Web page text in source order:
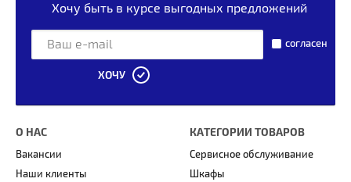
Хочу быть в курсе выгодных предложений
согласен
ХОЧУ
О НАС
Вакансии
Наши клиенты
КАТЕГОРИИ ТОВАРОВ
Сервисное обслуживание
Шкафы